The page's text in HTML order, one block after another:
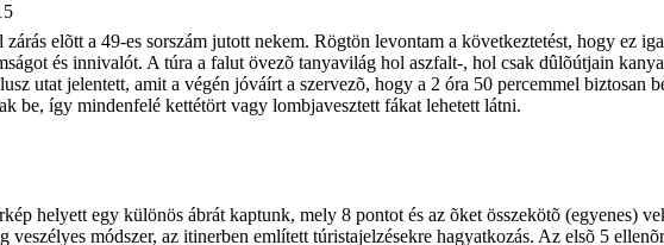
elõtt a 49-es sorszám jutott nekem. Rögtön levontam a következtetést, hogy ez
és innivalót. A túra a falut övezõ tanyavilág hol aszfalt-, hol csak dûlõútjain
utat jelentett, amit a végén jóváírt a szervezõ, hogy a 2 óra 50 percemmel biztosan
be, így mindenfelé kettétört vagy lombjavesztett fákat lehetett látni.
helyett egy különös ábrát kaptunk, mely 8 pontot és az õket összekötõ (egyenes)
módszer, az itinerben említett túristajelzésekre hagyatkozás. Az elsõ 5